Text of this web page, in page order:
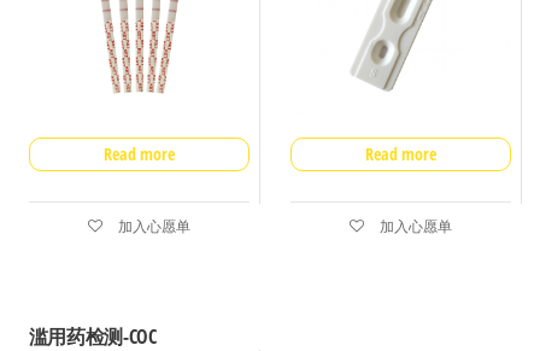
Read more
加入心愿单
Read more
加入心愿单
滥用药检测-COC